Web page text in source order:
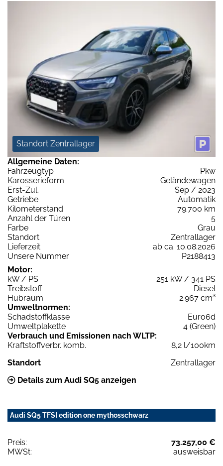
Standort Zentrallager
Allgemeine Daten:
Fahrzeugtyp
Pkw
Karosserieform
Geländewagen
Erst-Zul.
Sep / 2023
Getriebe
Automatik
Kilometerstand
79.700 km
Anzahl der Türen
5
Farbe
Grau
Standort
Zentrallager
Lieferzeit
ab ca. 10.08.2026
Unsere Nummer
P2188413
Motor:
kW / PS
251 kW / 341 PS
Treibstoff
Diesel
Hubraum
2.967 cm³
Umweltnormen:
Schadstoffklasse
Euro6d
Umweltplakette
4 (Green)
Verbrauch und Emissionen nach WLTP:
Kraftstoffverbr. komb.
8,2 l/100km
Standort
Zentrallager
Details zum Audi SQ5 anzeigen
Audi SQ5 TFSI edition one mythosschwarz
Preis:
73.257,00 €
MWSt:
ausweisbar